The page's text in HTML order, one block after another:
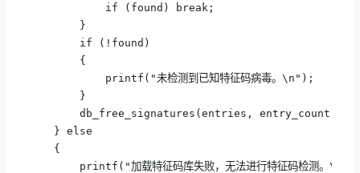
if (found) break;
}
if (!found)
{
printf("未检测到已知特征码病毒。\n");
}
db_free_signatures(entries, entry_count);
} else
{
printf("加载特征码库失败，无法进行特征码检测。